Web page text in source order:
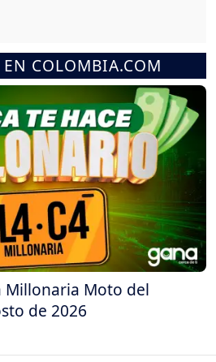
COLOMBIA.COM
Millonaria Moto del
de 2026